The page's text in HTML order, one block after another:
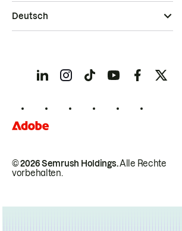
© 2026 Semrush Holdings.Alle Rechte
vorbehalten.
Deutsch